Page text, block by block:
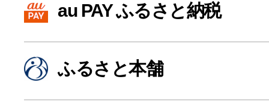
ふるさと納税徹底比較
寄付上限額シミュレーション
au PAY ふるさと納税
ふるさと本舗